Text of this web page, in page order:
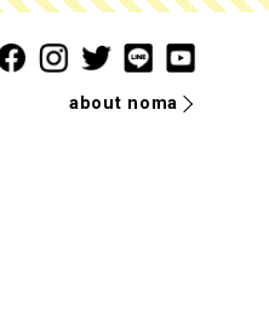
about noma